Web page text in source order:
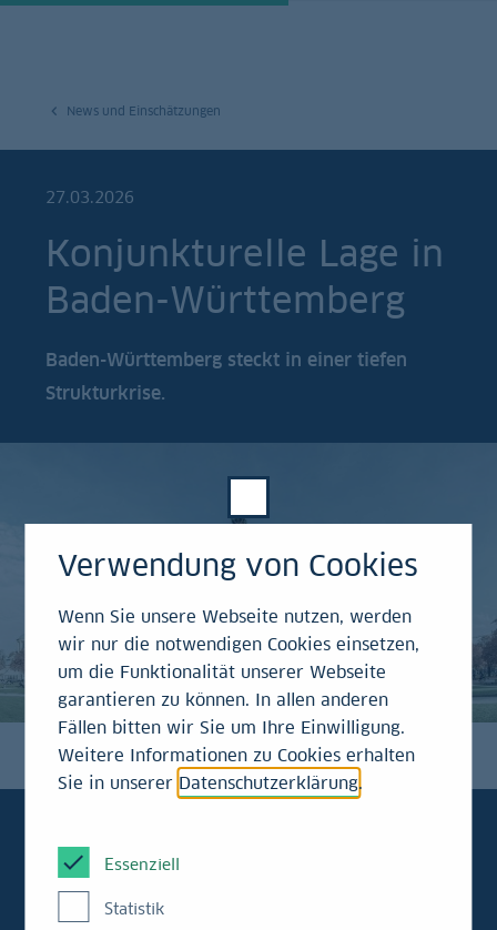
News und Einschätzungen
27.03.2026
Konjunkturelle Lage in
Baden-Württemberg
Baden-Württemberg steckt in einer tiefen
Strukturkrise.
BW Quarterly
Verwendung von Cookies
Wenn Sie unsere Webseite nutzen, werden
wir nur die notwendigen Cookies einsetzen,
um die Funktionalität unserer Webseite
garantieren zu können. In allen anderen
Fällen bitten wir Sie um Ihre Einwilligung.
Weitere Informationen zu Cookies erhalten
Sie in unserer Datenschutzerklärung.
Essenziell
Statistik